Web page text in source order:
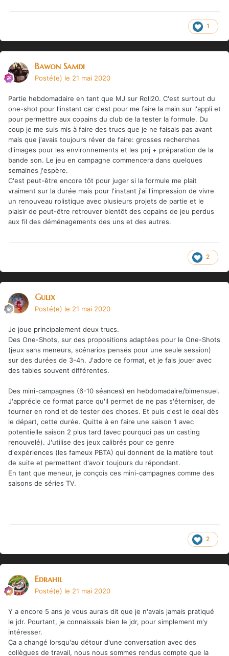
1
Bawon Samdi
Posté(e) le 21 mai 2020
Partie hebdomadaire en tant que MJ sur Roll20. C'est surtout du
one-shot pour l'instant car c'est pour me faire la main sur l'appli et
pour permettre aux copains du club de la tester la formule. Du
coup je me suis mis à faire des trucs que je ne faisais pas avant
mais que j'avais toujours réver de faire: grosses recherches
d'images pour les environnements et les pnj + préparation de la
bande son. Le jeu en campagne commencera dans quelques
semaines j'espère.
C'est peut-être encore tôt pour juger si la formule me plait
vraiment sur la durée mais pour l'instant j'ai l'impression de vivre
un renouveau rolistique avec plusieurs projets de partie et le
plaisir de peut-être retrouver bientôt des copains de jeu perdus
aux fil des déménagements des uns et des autres.
2
Gulix
Posté(e) le 21 mai 2020
Je joue principalement deux trucs.
Des One-Shots, sur des propositions adaptées pour le One-Shots
(jeux sans meneurs, scénarios pensés pour une seule session)
sur des durées de 3-4h. J'adore ce format, et je fais jouer avec
des tables souvent différentes.
Des mini-campagnes (6-10 séances) en hebdomadaire/bimensuel.
J'apprécie ce format parce qu'il permet de ne pas s'éterniser, de
tourner en rond et de tester des choses. Et puis c'est le deal dès
le départ, cette durée. Quitte à en faire une saison 1 avec
potentielle saison 2 plus tard (avec pourquoi pas un casting
renouvelé). J'utilise des jeux calibrés pour ce genre
d'expériences (les fameux PBTA) qui donnent de la matière tout
de suite et permettent d'avoir toujours du répondant.
En tant que meneur, je conçois ces mini-campagnes comme des
saisons de séries TV.
2
Edrahil
Posté(e) le 21 mai 2020
Y a encore 5 ans je vous aurais dit que je n'avais jamais pratiqué
le jdr. Pourtant, je connaissais bien le jdr, pour simplement m'y
intéresser.
Ça a changé lorsqu'au détour d'une conversation avec des
collègues de travail, nous nous sommes rendus compte que la